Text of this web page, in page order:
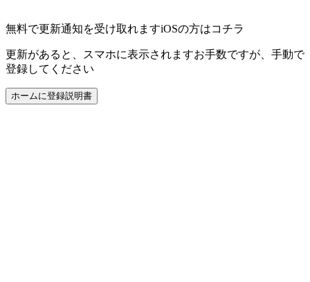
無料で更新通知を受け取れますiOSの方はコチラ
更新があると、スマホに表示されますお手数ですが、手動で
登録してください
ホームに登録説明書